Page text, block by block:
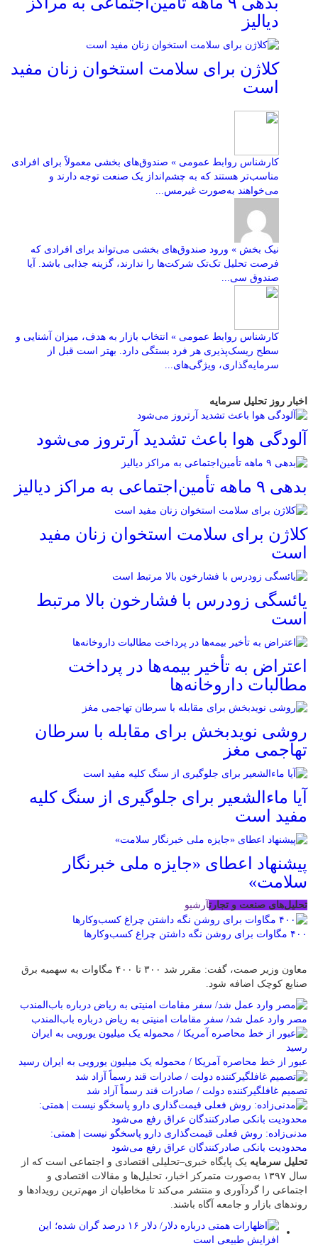
دیالیز
کلاژن برای سلامت استخوان زنان مفید
است
کارشناس روابط عمومی » صندوق‌های بخشی معمولاً برای افرادی
مناسب‌تر هستند که به چشم‌انداز یک صنعت توجه دارند و
می‌خواهند به‌صورت غیرمس...
نیک بخش » ورود صندوق‌های بخشی می‌تواند برای افرادی که
فرصت تحلیل تک‌تک شرکت‌ها را ندارند، گزینه جذابی باشد. آیا
صندوق سی...
کارشناس روابط عمومی » انتخاب بازار به هدف، میزان آشنایی و
سطح ریسک‌پذیری هر فرد بستگی دارد. بهتر است قبل از
سرمایه‌گذاری، ویژگی‌های...
اخبار روز تحلیل سرمایه
آلودگی هوا باعث تشدید آرتروز می‌شود
بدهی ۹ ماهه تأمین‌اجتماعی به مراکز دیالیز
کلاژن برای سلامت استخوان زنان مفید
است
یائسگی زودرس با فشارخون بالا مرتبط
است
اعتراض به تأخیر بیمه‌ها در پرداخت
مطالبات داروخانه‌ها
روشی نویدبخش برای مقابله با سرطان
تهاجمی مغز
آیا ماءالشعیر برای جلوگیری از سنگ کلیه
مفید است
پیشنهاد اعطای «جایزه ملی خبرنگار
سلامت»
تحلیل‌های صنعت و تجارتآرشیو
۴۰۰ مگاوات برای روشن نگه داشتن چراغ کسب‌وکار‌ها
معاون وزیر صمت، گفت: مقرر شد ۳۰۰ تا ۴۰۰ مگاوات به سهمیه برق
صنایع کوچک اضافه شود.
مصر وارد عمل شد/ سفر مقامات امنیتی به ریاض درباره باب‌المندب
عبور از خط محاصره آمریکا / محموله یک میلیون یورویی به ایران رسید
تصمیم غافلگیرکننده دولت / صادرات قند رسماً آزاد شد
مدنی‌زاده: روش فعلی قیمت‌گذاری دارو پاسخگو نیست | همتی:
محدودیت بانکی صادرکنندگان عراق رفع می‌شود
تحلیل سرمایه یک پایگاه خبری–تحلیلی اقتصادی و اجتماعی است که از
سال ۱۳۹۷ به‌صورت متمرکز اخبار، تحلیل‌ها و مقالات اقتصادی و
اجتماعی را گردآوری و منتشر می‌کند تا مخاطبان از مهم‌ترین رویدادها و
روندهای بازار و جامعه آگاه باشند.